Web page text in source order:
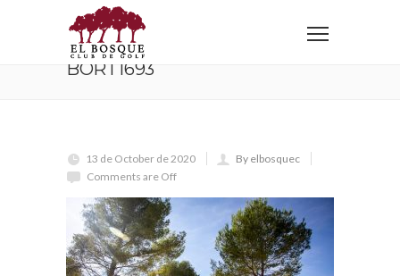
Home BORT1693
BORT1693
13 de October de 2020
By elbosquec
Comments are Off